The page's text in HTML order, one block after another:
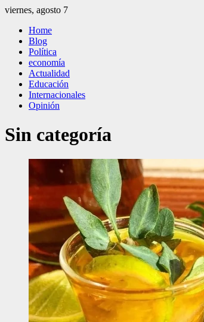
Saltar
contenido
viernes, agosto 7
El Independiente
El independiente Libre y Transparente
Home
Blog
Política
economía
Actualidad
Educación
Internacionales
Opinión
Sin categoría